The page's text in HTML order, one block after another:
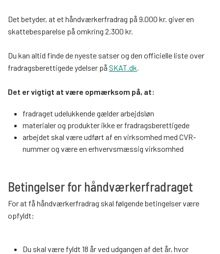
Det betyder, at et håndværkerfradrag på 9.000 kr. giver en
skattebesparelse på omkring 2.300 kr.
Du kan altid finde de nyeste satser og den officielle liste over
fradragsberettigede ydelser på SKAT.dk.
Det er vigtigt at være opmærksom på, at:
fradraget udelukkende gælder arbejdsløn
materialer og produkter ikke er fradragsberettigede
arbejdet skal være udført af en virksomhed med CVR-
nummer og være en erhvervsmæssig virksomhed
Betingelser for håndværkerfradraget
For at få håndværkerfradrag skal følgende betingelser være
opfyldt:
Du skal være fyldt 18 år ved udgangen af det år, hvor